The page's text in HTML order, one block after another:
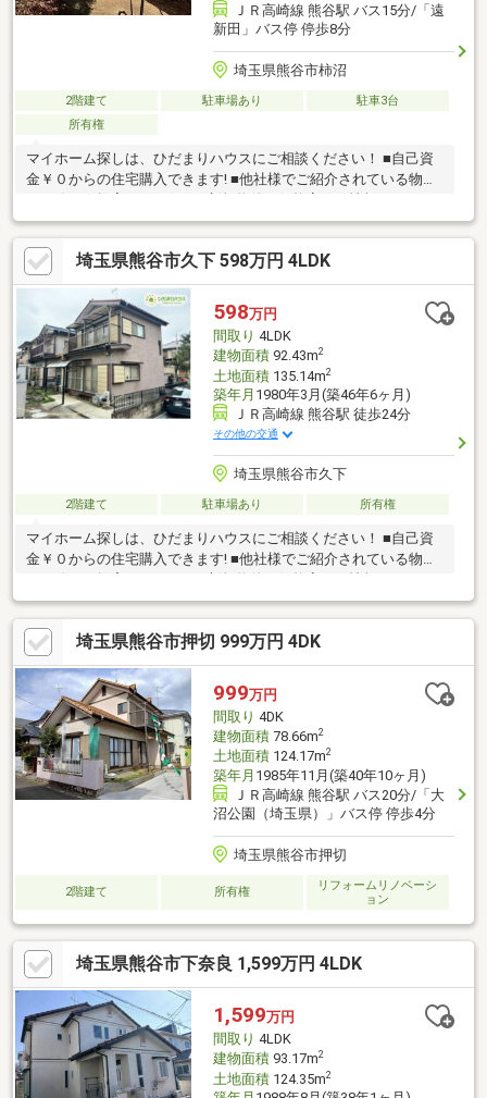
ＪＲ高崎線 熊谷駅 バス15分/「遠
新田」バス停 停歩8分
埼玉県熊谷市柿沼
2階建て 駐車場あり
駐車3台
所有権
マイホーム探しは、ひだまりハウスにご相談ください！ ■自己資
金￥０からの住宅購入できます! ■他社様でご紹介されている物件
も一緒にご提案できます。 ■新規物件・価格変更の情報がとても
スピーディーです。 ■インターネット非公開の物件もご紹介可能
です。 ■ご希望の方にはメールでのやりとりだけで大丈夫です。
■お忙しいときは現地待合せ＆現地解散できます。 ■平日のご見学
希望大歓迎です! ■住宅ローンアドバイザーが銀行手続きをお手伝
い致します。
埼玉県熊谷市久下 598万円 4LDK
598万円
間取り 4LDK
建物面積92.43m2
土地面積135.14m2
築年月 1980年3月(築46年6ヶ月)
ＪＲ高崎線 熊谷駅 徒歩24分
その他の交通
埼玉県熊谷市久下
2階建て 駐車場あり 所有権
マイホーム探しは、ひだまりハウスにご相談ください！ ■自己資
金￥０からの住宅購入できます! ■他社様でご紹介されている物件
スピーディーです。 ■インターネット非公開の物件もご紹介可能
です。 ■ご希望の方にはメールでのやりとりだけで大丈夫です。
■お忙しいときは現地待合せ＆現地解散できます。 ■平日のご見学
希望大歓迎です! ■住宅ローンアドバイザーが銀行手続きをお手伝
い致します。
埼玉県熊谷市押切 999万円 4DK
999万円
間取り 4DK
建物面積78.66m2
土地面積124.17m2
築年月 1985年11月(築40年10ヶ月)
ＪＲ高崎線 熊谷駅 バス20分/「大
沼公園（埼玉県）」バス停 停歩4分
埼玉県熊谷市押切
2階建て 所有権
リフォームリノベーシ
ョン
埼玉県熊谷市下奈良 1,599万円 4LDK
1,599万円
間取り 4LDK
建物面積93.17m2
土地面積124.35m2